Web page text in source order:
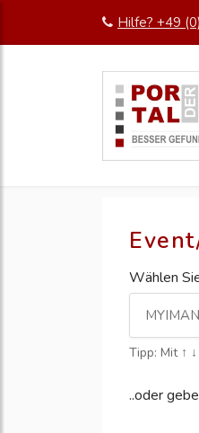
Hilfe? +49
Wählen
Tipp: Mit ↑ ↓
..oder